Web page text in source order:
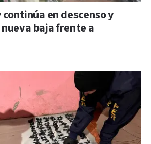
en descenso y
baja frente a